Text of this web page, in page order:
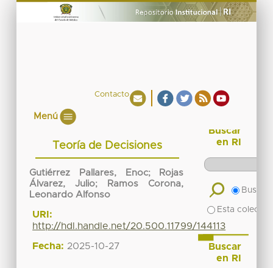
Contacto
Menú
Teoría de Decisiones
Gutiérrez Pallares, Enoc;
Rojas
Álvarez, Julio;
Ramos Corona,
Leonardo Alfonso
URI:
http://hdl.handle.net/20.500.11799/144113
Fecha: 2025-10-27
Buscar
en RI
Buscar
Esta
Buscar
en RI